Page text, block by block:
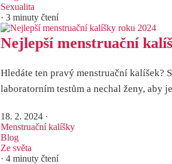
Sexualita
· 3 minuty čtení
Nejlepší menstruační
Hledáte ten pravý menstruační kalíšek?
laboratorním testům a nechal ženy, aby
18. 2. 2024 ·
Menstruační kalíšky
Blog
Ze světa
· 4 minuty čtení